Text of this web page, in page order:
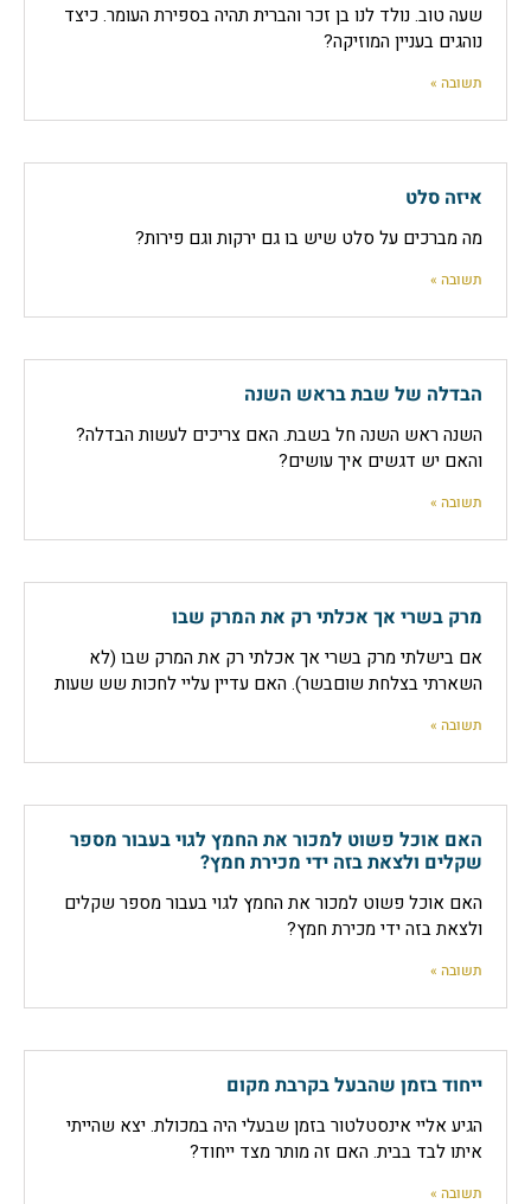
שעה טוב. נולד לנו בן זכר והברית תהיה בספירת העומר. כיצד
נוהגים בעניין המוזיקה?
תשובה »
איזה סלט
מה מברכים על סלט שיש בו גם ירקות וגם פירות?
תשובה »
הבדלה של שבת בראש השנה
השנה ראש השנה חל בשבת. האם צריכים לעשות הבדלה?
והאם יש דגשים איך עושים?
תשובה »
מרק בשרי אך אכלתי רק את המרק שבו
אם בישלתי מרק בשרי אך אכלתי רק את המרק שבו (לא
השארתי בצלחת שוםבשר). האם עדיין עליי לחכות שש שעות
תשובה »
האם אוכל פשוט למכור את החמץ לגוי בעבור מספר
שקלים ולצאת בזה ידי מכירת חמץ?
האם אוכל פשוט למכור את החמץ לגוי בעבור מספר שקלים
ולצאת בזה ידי מכירת חמץ?
תשובה »
ייחוד בזמן שהבעל בקרבת מקום
הגיע אליי אינסטלטור בזמן שבעלי היה במכולת. יצא שהייתי
איתו לבד בבית. האם זה מותר מצד ייחוד?
תשובה »